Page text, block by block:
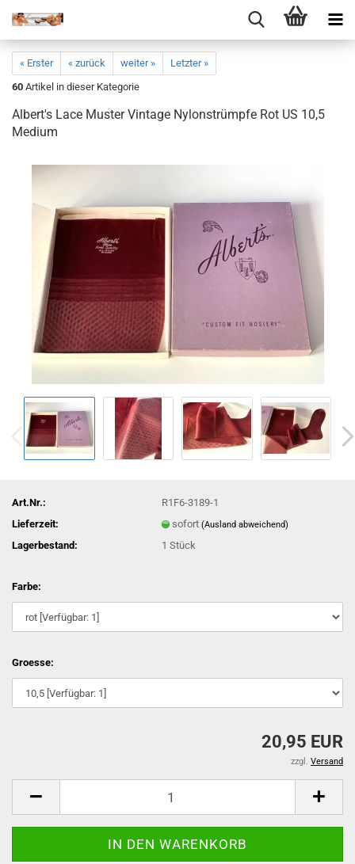
« Erster « zurück weiter »
Letzter »
60 Artikel in dieser Kategorie
Al­bert's Lace Mus­ter Vin­ta­ge Ny­lon­strümp­fe Rot US 10,5
Me­di­um
Art.Nr.:
R1F6-3189-1
Lieferzeit:
sofort(Ausland abweichend)
Lagerbestand: 1Stück
Farbe:
Groesse:
20,95 EUR
zzgl. Versand